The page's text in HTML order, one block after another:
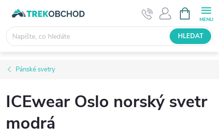
obsah
NÁKUPNÍ
KOŠÍK
HLEDAT
Pánské svetry
ICEwear Oslo norský svetr
modrá